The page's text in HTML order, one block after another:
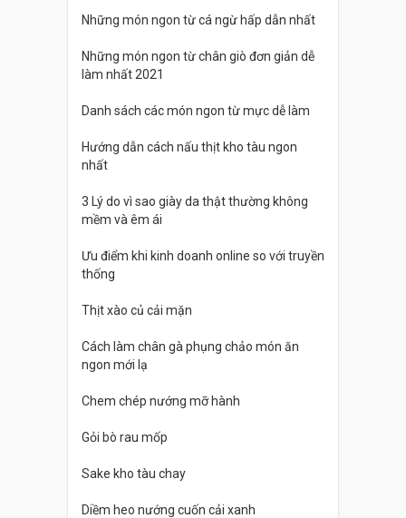
Những món ngon từ cá ngừ hấp dẫn nhất
Những món ngon từ chân giò đơn giản dễ
làm nhất 2021
Danh sách các món ngon từ mực dễ làm
Hướng dẫn cách nấu thịt kho tàu ngon
nhất
3 Lý do vì sao giày da thật thường không
mềm và êm ái
Ưu điểm khi kinh doanh online so với truyền
thống
Thịt xào củ cải mặn
Cách làm chân gà phụng chảo món ăn
ngon mới lạ
Chem chép nướng mỡ hành
Gỏi bò rau mốp
Sake kho tàu chay
Diềm heo nướng cuốn cải xanh